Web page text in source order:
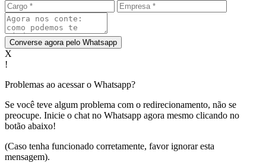
Converse agora pelo Whatsapp
X
!
Problemas ao acessar o Whatsapp?
Se você teve algum problema com o redirecionamento, não se
preocupe. Inicie o chat no Whatsapp agora mesmo clicando no
botão abaixo!
(Caso tenha funcionado corretamente, favor ignorar esta
mensagem).